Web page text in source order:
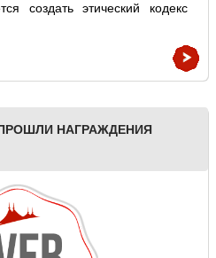
создать этический кодекс
НАГРАЖДЕНИЯ